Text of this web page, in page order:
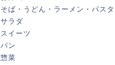
そば・うどん・ラーメン・パスタ
サラダ
スイーツ
パン
惣菜